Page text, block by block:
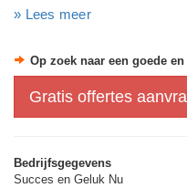
Een doorbraak in uw
individuele
» Lees meer
Op zoek naar een goede
Gratis offertes
Bedrijfsgegevens
Succes en Geluk Nu